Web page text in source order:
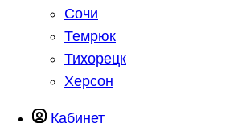
Сочи
Темрюк
Тихорецк
Херсон
Кабинет